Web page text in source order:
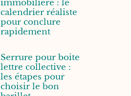
immobilière : le
calendrier réaliste
pour conclure
rapidement
Serrure pour boite
lettre collective :
les étapes pour
choisir le bon